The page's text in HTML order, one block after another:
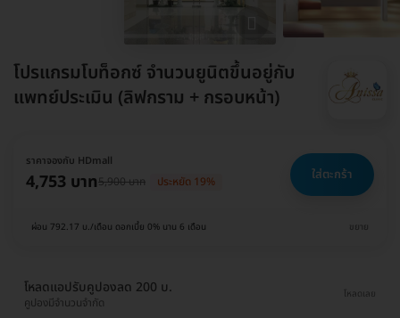
โปรแกรมโบท็อกซ์ จำนวนยูนิตขึ้นอยู่กับ
แพทย์ประเมิน (ลิฟกราม + กรอบหน้า)
ราคาจองกับ HDmall
4,753 บาท5,900 บาท ประหยัด 19% ใส่ตะกร้า
ผ่อน 792.17 บ./เดือน ดอกเบี้ย 0% นาน 6 เดือน ขยาย
โหลดแอปรับคูปองลด 200 บ.
คูปองมีจำนวนจำกัด
โหลดเลย